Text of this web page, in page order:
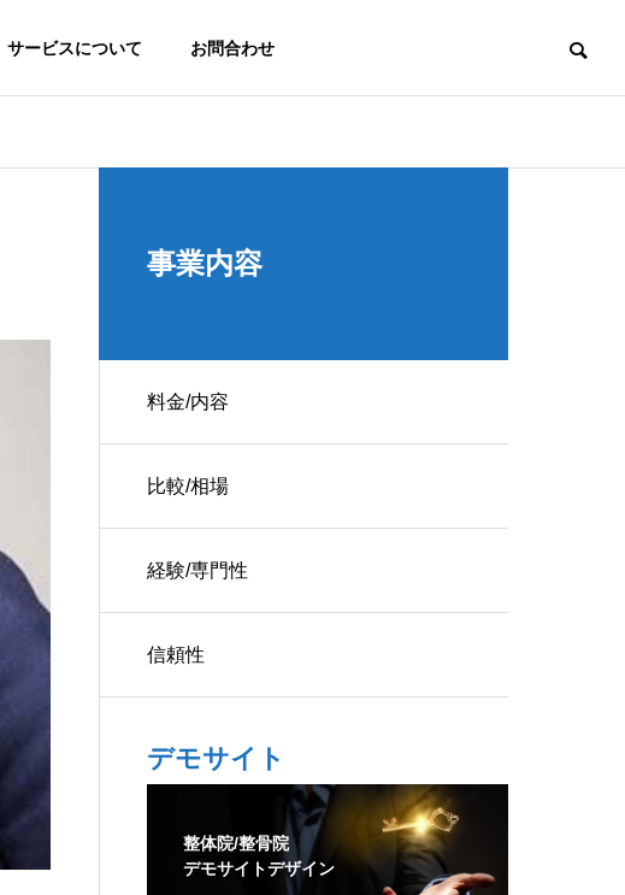
サービスについて お問合わせ
最初につまずかない。その為に。
事業内容
料金/内容
比較/相場
経験/専門性
信頼性
デモサイト
整体院/整骨院
デモサイトデザイン